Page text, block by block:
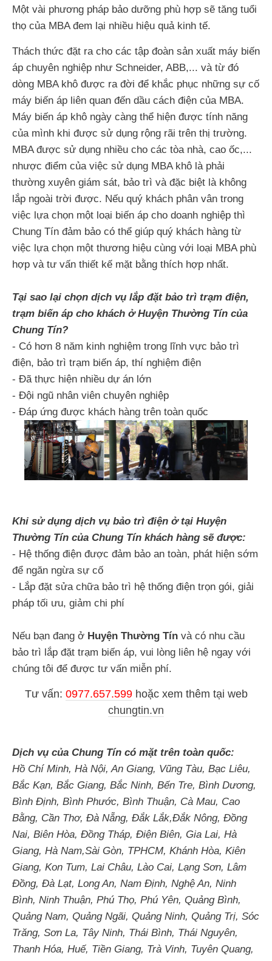
Một vài phương pháp bảo dưỡng phù hợp sẽ tăng tuổi
thọ của MBA đem lại nhiều hiệu quả kinh tế.
Thách thức đặt ra cho các tập đoàn sản xuất máy biến
áp chuyên nghiệp như Schneider, ABB,... và từ đó
dòng MBA khô được ra đời để khắc phục những sự cố
máy biến áp liên quan đến dầu cách điện của MBA.
Máy biến áp khô ngày càng thể hiện được tính năng
của mình khi được sử dụng rộng rãi trên thị trường.
MBA được sử dụng nhiều cho các tòa nhà, cao ốc,...
nhược điểm của việc sử dụng MBA khô là phải
thường xuyên giám sát, bảo trì và đặc biệt là không
lắp ngoài trời được. Nếu quý khách phân vân trong
việc lựa chọn một loại biến áp cho doanh nghiệp thì
Chung Tín đảm bảo có thể giúp quý khách hàng từ
việc lựa chọn một thương hiệu cùng với loại MBA phù
hợp và tư vấn thiết kế mặt bằng thích hợp nhất.
Tại sao lại chọn dịch vụ lắp đặt bảo trì trạm điện,
trạm biến áp cho khách ở Huyện Thường Tín của
Chung Tín?
- Có hơn 8 năm kinh nghiệm trong lĩnh vực bảo trì
điện, bảo trì trạm biến áp, thí nghiệm điện
- Đã thực hiện nhiều dự án lớn
- Đội ngũ nhân viên chuyên nghiệp
- Đáp ứng được khách hàng trên toàn quốc
Khi sử dụng dịch vụ bảo trì điện ở tại Huyện
Thường Tín của Chung Tín khách hàng sẽ được:
- Hệ thống điện được đảm bảo an toàn, phát hiện sớm
để ngăn ngừa sự cố
- Lắp đặt sửa chữa bảo trì hệ thống điện trọn gói, giải
pháp tối ưu, giảm chi phí
Nếu bạn đang ở Huyện Thường Tín và có nhu cầu
bảo trì lắp đặt trạm biến áp, vui lòng liên hệ ngay với
chúng tôi để được tư vấn miễn phí.
Tư vấn: 0977.657.599hoặc xem thêm tại web
chungtin.vn
Dịch vụ của Chung Tín có mặt trên toàn quốc:
Hồ Chí Minh, Hà Nội, An Giang, Vũng Tàu, Bạc Liêu,
Bắc Kạn, Bắc Giang, Bắc Ninh, Bến Tre, Bình Dương,
Bình Định, Bình Phước, Bình Thuận, Cà Mau, Cao
Bằng, Cần Thơ, Đà Nẵng, Đắk Lắk,Đắk Nông, Đồng
Nai, Biên Hòa, Đồng Tháp, Điện Biên, Gia Lai, Hà
Giang, Hà Nam,Sài Gòn, TPHCM, Khánh Hòa, Kiên
Giang, Kon Tum, Lai Châu, Lào Cai, Lạng Sơn, Lâm
Đồng, Đà Lạt, Long An, Nam Định, Nghệ An, Ninh
Bình, Ninh Thuận, Phú Thọ, Phú Yên, Quảng Bình,
Quảng Nam, Quảng Ngãi, Quảng Ninh, Quảng Trị, Sóc
Trăng, Sơn La, Tây Ninh, Thái Bình, Thái Nguyên,
Thanh Hóa, Huế, Tiền Giang, Trà Vinh, Tuyên Quang,